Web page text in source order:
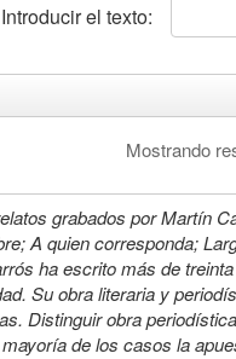
Introducir el texto:
Mostrando
grabados por Martín
A quien corresponda;
ha escrito más de
Su obra literaria y
Distinguir obra
de los casos la